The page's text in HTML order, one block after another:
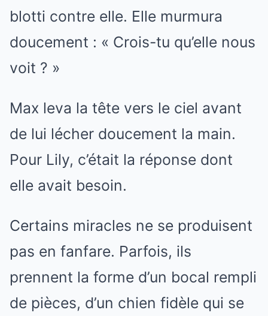
blotti contre elle. Elle murmura
doucement : « Crois-tu qu’elle nous
voit ? »
Max leva la tête vers le ciel avant
de lui lécher doucement la main.
Pour Lily, c’était la réponse dont
elle avait besoin.
Certains miracles ne se produisent
pas en fanfare. Parfois, ils
prennent la forme d’un bocal rempli
de pièces, d’un chien fidèle qui se